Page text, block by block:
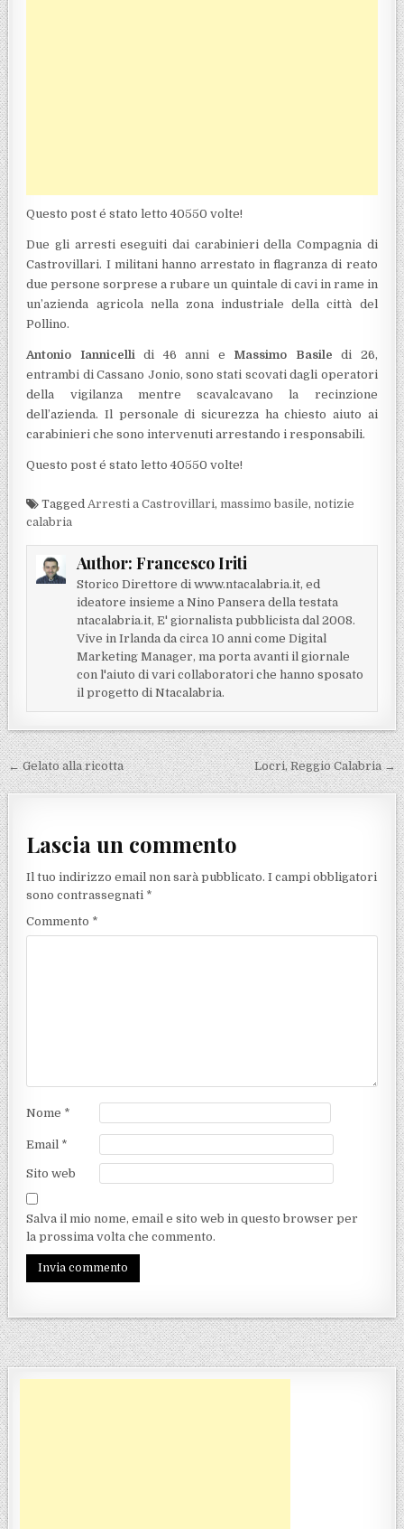
Questo post é stato letto 40550 volte!
Due gli arresti eseguiti dai carabinieri della Compagnia di
Castrovillari. I militani hanno arrestato in flagranza di reato
due persone sorprese a rubare un quintale di cavi in rame in
un’azienda agricola nella zona industriale della città del
Pollino.
Antonio Iannicellidi 46 anni e Massimo Basiledi 26,
entrambi di Cassano Jonio, sono stati scovati dagli operatori
della vigilanza mentre scavalcavano la recinzione
dell’azienda. Il personale di sicurezza ha chiesto aiuto ai
carabinieri che sono intervenuti arrestando i responsabili.
Questo post é stato letto 40550 volte!
TaggedArresti a Castrovillari,massimo basile,notizie
calabria
Author: Francesco Iriti
Storico Direttore di www.ntacalabria.it, ed
ideatore insieme a Nino Pansera della testata
ntacalabria.it, E' giornalista pubblicista dal 2008.
Vive in Irlanda da circa 10 anni come Digital
Marketing Manager, ma porta avanti il giornale
con l'aiuto di vari collaboratori che hanno sposato
il progetto di Ntacalabria.
Navigazione articoli
← Gelato alla ricotta Locri, Reggio Calabria →
Lascia un commento
Il tuo indirizzo email non sarà pubblicato. I campi obbligatori
sono contrassegnati *
Commento *
Nome *
Email *
Sito web
Salva il mio nome, email e sito web in questo browser per
la prossima volta che commento.